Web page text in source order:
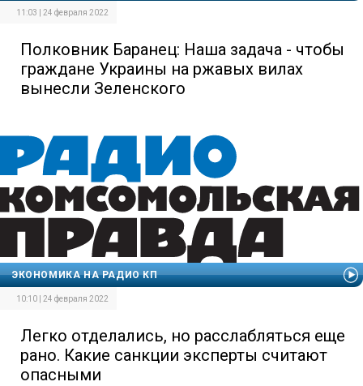
11:03 | 24 февраля 2022
Полковник Баранец: Наша задача - чтобы
граждане Украины на ржавых вилах
вынесли Зеленского
ЭКОНОМИКА НА РАДИО КП
10:10 | 24 февраля 2022
Легко отделались, но расслабляться еще
рано. Какие санкции эксперты считают
опасными